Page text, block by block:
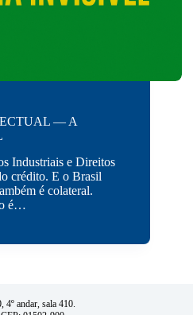
— A
Industriais e Direitos
crédito. E o Brasil
é colateral.
é…
4º andar, sala 410.